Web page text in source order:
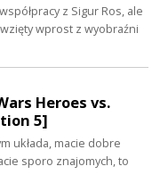
z Sigur Ros, ale
wprost z wyobraźni
Heroes vs.
5]
układa, macie dobre
sporo znajomych, to